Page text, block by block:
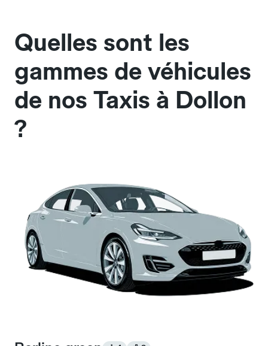
Quelles sont les
gammes de véhicules
de nos Taxis à Dollon
?